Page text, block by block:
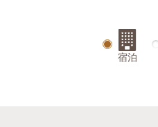
宿泊